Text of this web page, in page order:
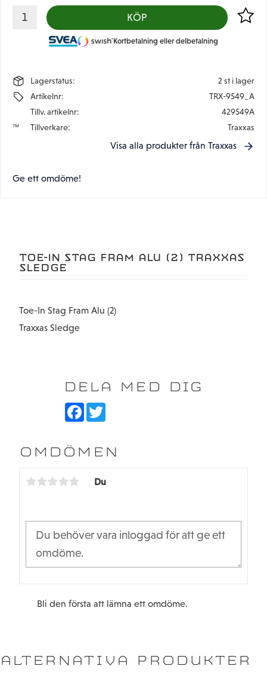
KÖP Lägg
Kortbetalning eller delbetalning
Lagerstatus
2 st i lager
Artikelnr
TRX-9549_A
Tillv. artikelnr
429549A
Tillverkare
Traxxas
Visa alla produkter från Traxxas
Ge ett omdöme!
TOE-IN STAG FRAM ALU (2) TRAXXAS
SLEDGE
Toe-In Stag Fram Alu (2)
Traxxas Sledge
DELA MED DIG
F
b
o
T
t
e
OMDÖMEN
Du
Bli den första att lämna ett omdöme.
ALTERNATIVA PRODUKTER